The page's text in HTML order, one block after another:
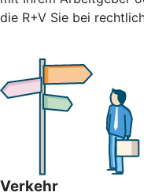
die R+V Sie bei
Verkehr